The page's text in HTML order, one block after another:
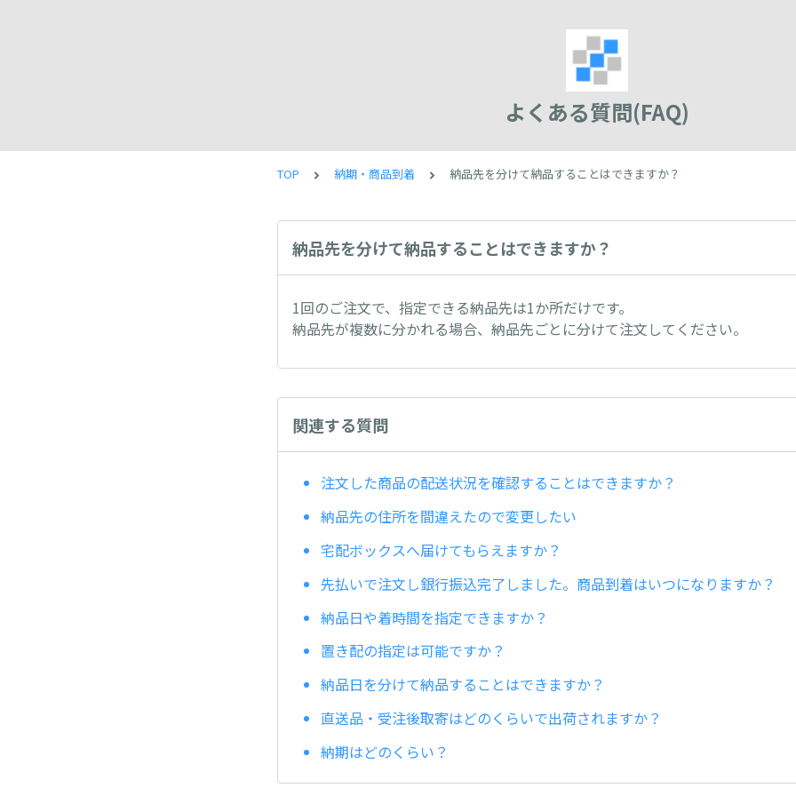
よくある質問(FAQ)
TOP 納期・商品到着 納品先を分けて納品することはできますか？
納品先を分けて納品することはできますか？
1回のご注文で、指定できる納品先は1か所だけです。
納品先が複数に分かれる場合、納品先ごとに分けて注文してください。
関連する質問
注文した商品の配送状況を確認することはできますか？
納品先の住所を間違えたので変更したい
宅配ボックスへ届けてもらえますか？
先払いで注文し銀行振込完了しました。商品到着はいつになりますか？
納品日や着時間を指定できますか？
置き配の指定は可能ですか？
納品日を分けて納品することはできますか？
直送品・受注後取寄はどのくらいで出荷されますか？
納期はどのくらい？